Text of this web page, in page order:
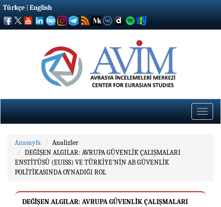
Türkçe English
Toggle
Anasayfa
Analizler
DEĞİŞEN ALGILAR: AVRUPA GÜVENLİK ÇALIŞMALARI
ENSTİTÜSÜ (EUISS) VE TÜRKİYE’NİN AB GÜVENLİK
POLİTİKASINDA OYNADIĞI ROL
DEĞİŞEN ALGILAR: AVRUPA GÜVENLİK ÇALIŞMALARI